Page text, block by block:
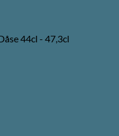
44cl - 47,3cl